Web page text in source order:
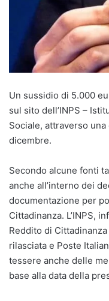
Un sussidio di 5.000
sul sito dell’INPS –
Sociale, attraverso
dicembre.
Secondo alcune fonti
anche all’interno dei
documentazione per
Cittadinanza. L’INPS,
Reddito di
rilasciata e Poste
tessere anche delle
base alla data della